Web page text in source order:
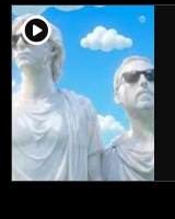
player2